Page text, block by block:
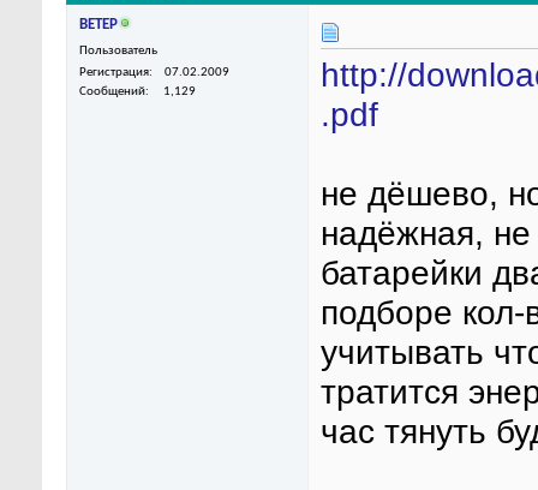
BETEP
Пользователь
Регистрация
07.02.2009
Сообщений
1,129
http://
.pdf
не дёшево,
надёжная,
батарейки
подборе
учитывать
тратится
час тянуть